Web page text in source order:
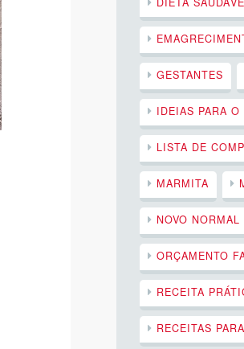
GESTANTES
IDEIAS PARA O
LISTA DE
MARMITA
NOVO NORMAL
ORÇAMENTO
RECEITA
RECEITAS